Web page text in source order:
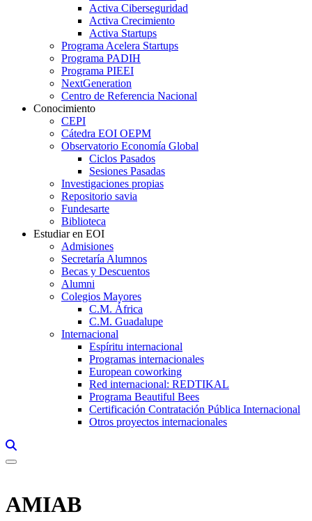
Activa Ciberseguridad
Activa Crecimiento
Activa Startups
Programa Acelera Startups
Programa PADIH
Programa PIEEI
NextGeneration
Centro de Referencia Nacional
Conocimiento
CEPI
Cátedra EOI OEPM
Observatorio Economía Global
Ciclos Pasados
Sesiones Pasadas
Investigaciones propias
Repositorio savia
Fundesarte
Biblioteca
Estudiar en EOI
Admisiones
Secretaría Alumnos
Becas y Descuentos
Alumni
Colegios Mayores
C.M. África
C.M. Guadalupe
Internacional
Espíritu internacional
Programas internacionales
European coworking
Red internacional: REDTIKAL
Programa Beautiful Bees
Certificación Contratación Pública Internacional
Otros proyectos internacionales
AMIAB